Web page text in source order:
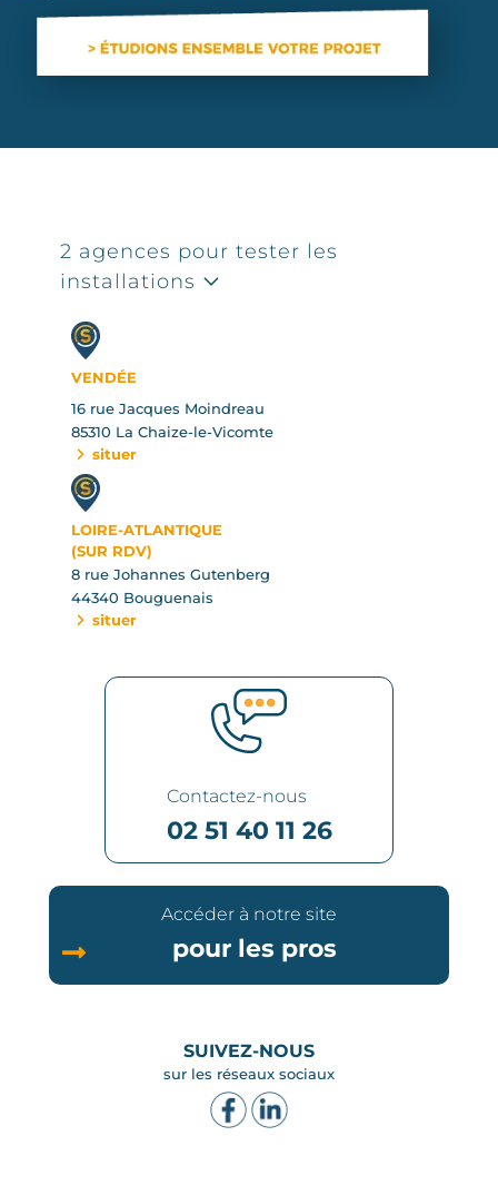
2 agences pour tester les
installations
VENDÉE
16 rue Jacques Moindreau
85310 La Chaize-le-Vicomte
situer
LOIRE-ATLANTIQUE
(SUR RDV)
8 rue Johannes Gutenberg
44340 Bouguenais
situer
Contactez-nous
02 51 40 11 26
Accéder à notre site
pour les pros
SUIVEZ-NOUS
sur les réseaux sociaux